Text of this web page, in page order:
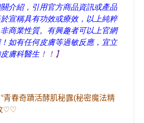
介紹，引用官方商品資訊或產品
於宣稱具有功效或療效，以上純粹
商業性質。有興趣者可以上官網
如有任何皮膚等過敏反應，宜立
膚科醫生！！】
°青春奇蹟活酵肌秘露(秘密魔法精
♡♡